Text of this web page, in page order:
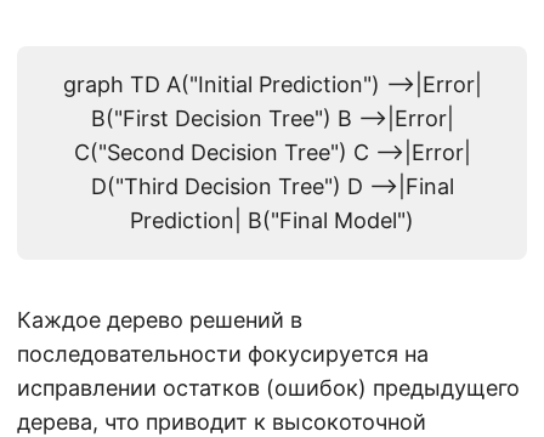
graph TD A("Initial Prediction") -->|Error|
B("First Decision Tree") B -->|Error|
C("Second Decision Tree") C -->|Error|
D("Third Decision Tree") D -->|Final
Prediction| B("Final Model")
Каждое дерево решений в
последовательности фокусируется на
исправлении остатков (ошибок) предыдущего
дерева, что приводит к высокоточной